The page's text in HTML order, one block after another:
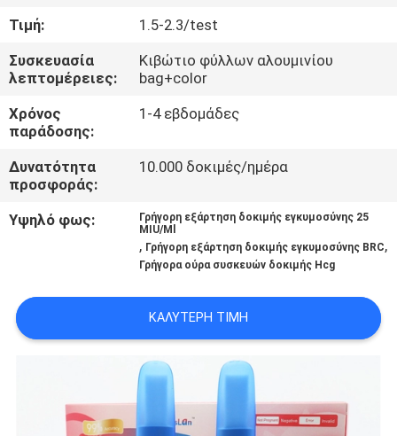
ΜΑΣ
ΕΛΆΤΕ
ΣΕ
ΕΠΑΦΉ
ΜΕ
ΕΙΔΉΣΕΙΣ
ΑΠΌΣΠΑΣΜΑ
PRIVACY
Τιμή:
1.5-2.3/test
Συσκευασία
λεπτομέρειες:
Κιβώτιο φύλλων αλουμινίου
bag+color
Χρόνος
παράδοσης:
1-4 εβδομάδες
Δυνατότητα
προσφοράς:
10.000 δοκιμές/ημέρα
Υψηλό φως:
Γρήγορη εξάρτηση δοκιμής εγκυμοσύνης 25
MIU/Ml
, Γρήγορη εξάρτηση δοκιμής εγκυμοσύνης BRC,
Γρήγορα ούρα συσκευών δοκιμής Hcg
ΚΑΛΎΤΕΡΗ ΤΙΜΉ